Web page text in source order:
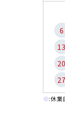
6
13
20
27
●:休業